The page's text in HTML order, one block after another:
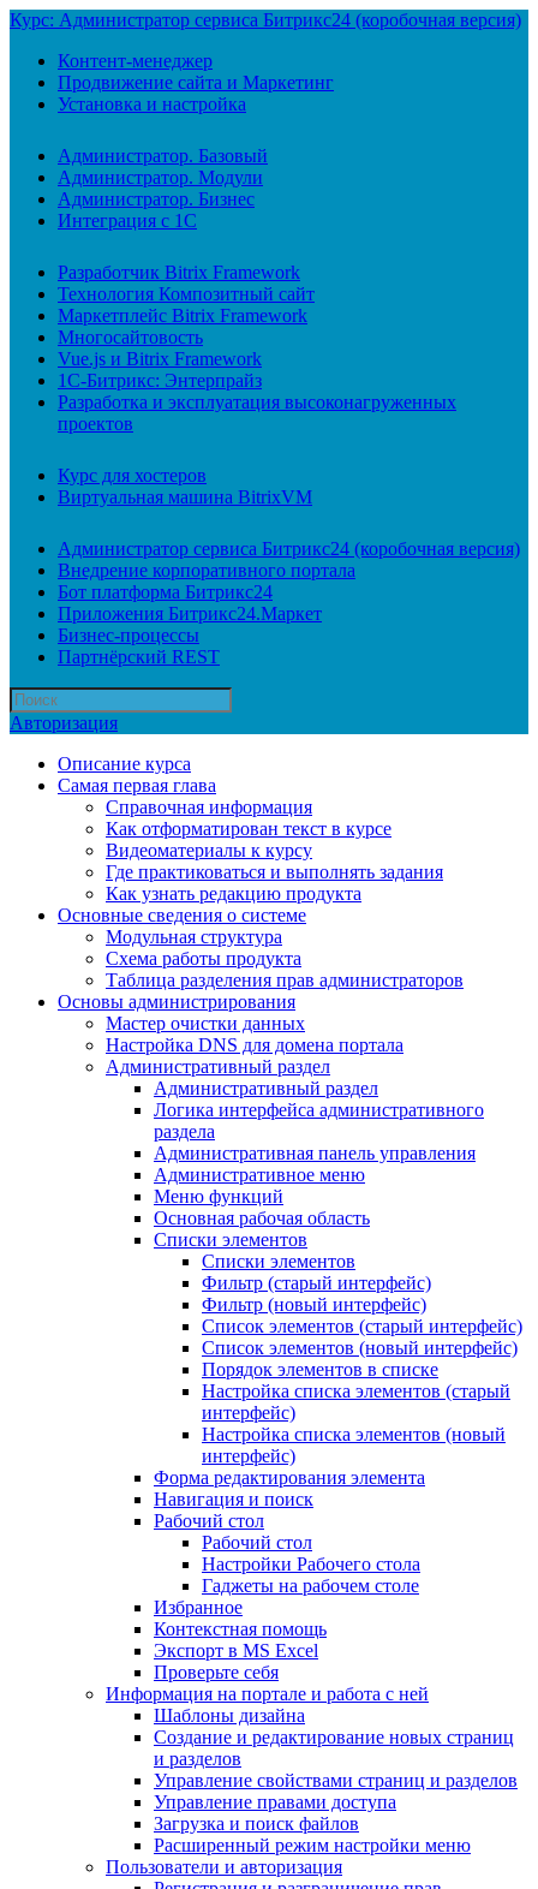
Курс: Администратор сервиса Битрикс24 (коробочная версия)
Контент-менеджер
Продвижение сайта и Маркетинг
Установка и настройка
Администратор. Базовый
Администратор. Модули
Администратор. Бизнес
Интеграция с 1С
Разработчик Bitrix Framework
Технология Композитный сайт
Маркетплейс Bitrix Framework
Многосайтовость
Vue.js и Bitrix Framework
1С-Битрикс: Энтерпрайз
Разработка и эксплуатация высоконагруженных
проектов
Курс для хостеров
Виртуальная машина BitrixVM
Администратор сервиса Битрикс24 (коробочная версия)
Внедрение корпоративного портала
Бот платформа Битрикс24
Приложения Битрикс24.Маркет
Бизнес-процессы
Партнёрский REST
Авторизация
Описание курса
Самая первая глава
Справочная информация
Как отформатирован текст в курсе
Видеоматериалы к курсу
Где практиковаться и выполнять задания
Как узнать редакцию продукта
Основные сведения о системе
Модульная структура
Схема работы продукта
Таблица разделения прав администраторов
Основы администрирования
Мастер очистки данных
Настройка DNS для домена портала
Административный раздел
Административный раздел
Логика интерфейса административного
раздела
Административная панель управления
Административное меню
Меню функций
Основная рабочая область
Списки элементов
Списки элементов
Фильтр (старый интерфейс)
Фильтр (новый интерфейс)
Список элементов (старый интерфейс)
Список элементов (новый интерфейс)
Порядок элементов в списке
Настройка списка элементов (старый
интерфейс)
Настройка списка элементов (новый
интерфейс)
Форма редактирования элемента
Навигация и поиск
Рабочий стол
Рабочий стол
Настройки Рабочего стола
Гаджеты на рабочем столе
Избранное
Контекстная помощь
Экспорт в MS Excel
Проверьте себя
Информация на портале и работа с ней
Шаблоны дизайна
Создание и редактирование новых страниц
и разделов
Управление свойствами страниц и разделов
Управление правами доступа
Загрузка и поиск файлов
Расширенный режим настройки меню
Пользователи и авторизация